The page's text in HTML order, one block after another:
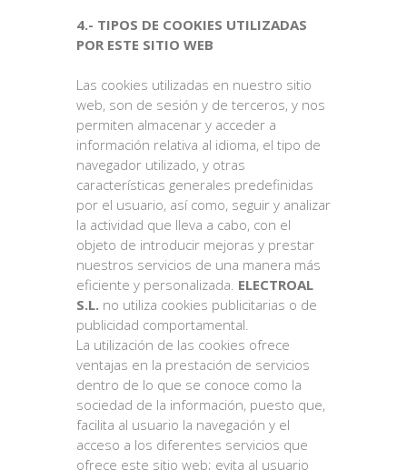
4.- TIPOS DE COOKIES UTILIZADAS
POR ESTE SITIO WEB
Las cookies utilizadas en nuestro sitio
web, son de sesión y de terceros, y nos
permiten almacenar y acceder a
información relativa al idioma, el tipo de
navegador utilizado, y otras
características generales predefinidas
por el usuario, así como, seguir y analizar
la actividad que lleva a cabo, con el
objeto de introducir mejoras y prestar
nuestros servicios de una manera más
eficiente y personalizada. ELECTROAL
S.L. no utiliza cookies publicitarias o de
publicidad comportamental.
La utilización de las cookies ofrece
ventajas en la prestación de servicios
dentro de lo que se conoce como la
sociedad de la información, puesto que,
facilita al usuario la navegación y el
acceso a los diferentes servicios que
ofrece este sitio web; evita al usuario